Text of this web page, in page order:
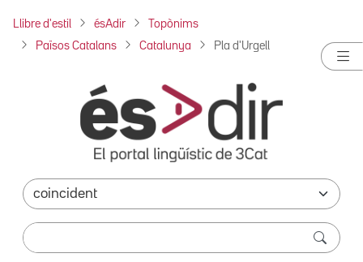
Llibre d'estil ésAdir Topònims
Països Catalans Catalunya Pla d'Urgell